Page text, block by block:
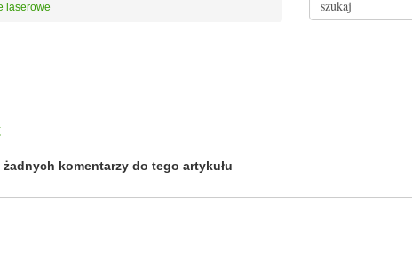
laserowe
żadnych komentarzy do tego artykułu